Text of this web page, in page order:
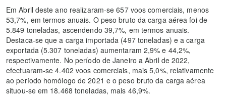
Em Abril deste ano realizaram-se 657 voos comerciais, menos
53,7%, em termos anuais. O peso bruto da carga aérea foi de
5.849 toneladas, ascendendo 39,7%, em termos anuais.
Destaca-se que a carga importada (497 toneladas) e a carga
exportada (5.307 toneladas) aumentaram 2,9% e 44,2%,
respectivamente. No período de Janeiro a Abril de 2022,
efectuaram-se 4.402 voos comerciais, mais 5,0%, relativamente
ao período homólogo de 2021 e o peso bruto da carga aérea
situou-se em 18.468 toneladas, mais 46,9%.